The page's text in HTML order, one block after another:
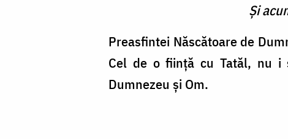
Şi
Preasfintei Născătoare de
Cel de o fiinţă cu Tatăl, nu i
Dumnezeu şi Om.